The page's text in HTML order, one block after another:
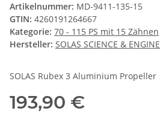
Artikelnummer: MD-9411-135-15
GTIN: 4260191264667
Kategorie: 70 - 115 PS mit 15 Zähnen
Hersteller: SOLAS SCIENCE &
SOLAS Rubex 3 Aluminium Propeller
193,90 €